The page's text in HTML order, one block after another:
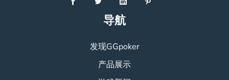
导航
发现GGpoker
产品展示